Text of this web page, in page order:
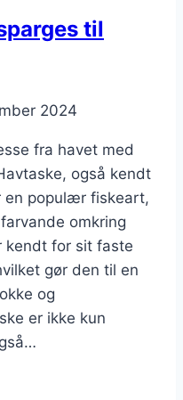
til
2024
fra havet med
også kendt
en populær fiskeart,
omkring
kendt for sit faste
gør den til en
og
er ikke kun